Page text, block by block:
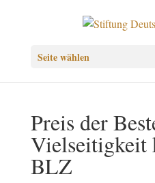
Seite wählen
Preis der
Vielseitigkeit
BLZ